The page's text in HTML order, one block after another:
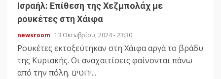
Ισραήλ: Επίθεση της Χεζμπολάχ με
ρουκέτες στη Χάιφα
newsroom 13 Οκτωβρίου, 2024 - 23:30
Ρουκέτες εκτοξεύτηκαν στη Χάιφα αργά το βράδυ
της Κυριακής. Οι αναχαιτίσεις φαίνονται πάνω
από την πόλη. ירוטים...